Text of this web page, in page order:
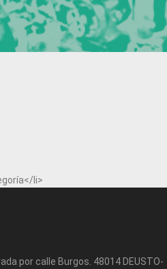
li>
por calle Burgos. 48014 DEUSTO-